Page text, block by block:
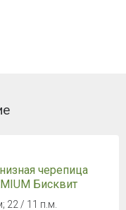
черепица
Бисквит
22 / 11 п.м.